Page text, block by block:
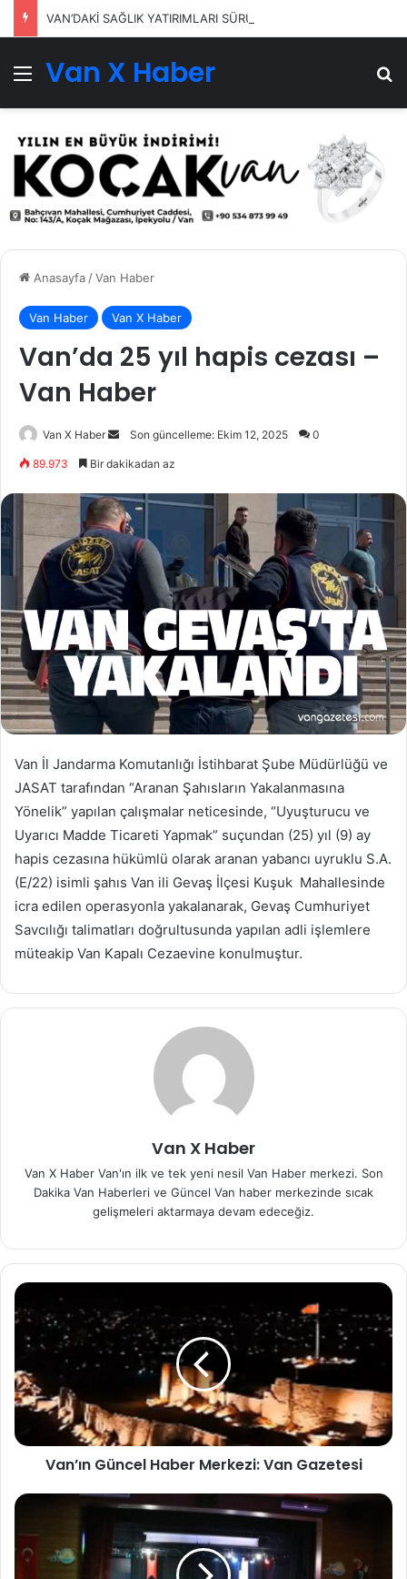
VAN’DAKİ SAĞLIK YATIRIMLARI SÜRÜYOR
Menü
Van X Haber
Anasayfa/Van Haber
Van Haber Van X Haber
Van’da 25 yıl hapis cezası –
Van Haber
Van X Haber
Bir
göndermek
Son güncelleme: Ekim 12, 2025 0
89.973 Bir dakikadan az
Van İl Jandarma Komutanlığı İstihbarat Şube Müdürlüğü ve
JASAT tarafından “Aranan Şahısların Yakalanmasına
Yönelik” yapılan çalışmalar neticesinde, “Uyuşturucu ve
Uyarıcı Madde Ticareti Yapmak” suçundan (25) yıl (9) ay
hapis cezasına hükümlü olarak aranan yabancı uyruklu S.A.
(E/22) isimli şahıs Van ili Gevaş İlçesi Kuşuk Mahallesinde
icra edilen operasyonla yakalanarak, Gevaş Cumhuriyet
Savcılığı talimatları doğrultusunda yapılan adli işlemlere
müteakip Van Kapalı Cezaevine konulmuştur.
Van X Haber
Van X Haber Van'ın ilk ve tek yeni nesil Van Haber merkezi. Son
Dakika Van Haberleri ve Güncel Van haber merkezinde sıcak
gelişmeleri aktarmaya devam edeceğiz.
Van’ın Güncel Haber Merkezi: Van Gazetesi